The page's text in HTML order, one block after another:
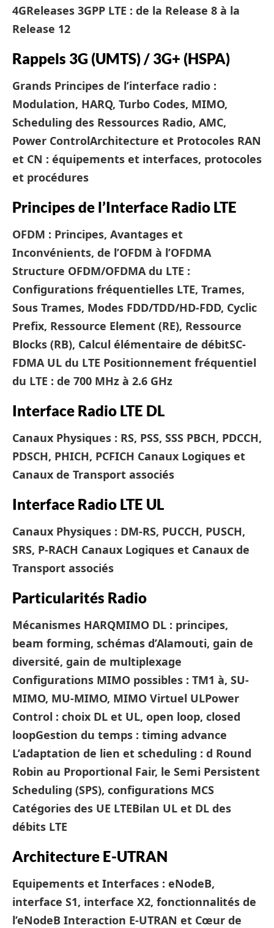
4GReleases 3GPP LTE : de la Release 8 à la
Release 12
Rappels 3G (UMTS) / 3G+ (HSPA)
Grands Principes de l’interface radio :
Modulation, HARQ, Turbo Codes, MIMO,
Scheduling des Ressources Radio, AMC,
Power ControlArchitecture et Protocoles RAN
et CN : équipements et interfaces, protocoles
et procédures
Principes de l’Interface Radio LTE
OFDM : Principes, Avantages et
Inconvénients, de l’OFDM à l’OFDMA
Structure OFDM/OFDMA du LTE :
Configurations fréquentielles LTE, Trames,
Sous Trames, Modes FDD/TDD/HD-FDD, Cyclic
Prefix, Ressource Element (RE), Ressource
Blocks (RB), Calcul élémentaire de débitSC-
FDMA UL du LTE Positionnement fréquentiel
du LTE : de 700 MHz à 2.6 GHz
Interface Radio LTE DL
Canaux Physiques : RS, PSS, SSS PBCH, PDCCH,
PDSCH, PHICH, PCFICH Canaux Logiques et
Canaux de Transport associés
Interface Radio LTE UL
Canaux Physiques : DM-RS, PUCCH, PUSCH,
SRS, P-RACH Canaux Logiques et Canaux de
Transport associés
Particularités Radio
Mécanismes HARQMIMO DL : principes,
beam forming, schémas d’Alamouti, gain de
diversité, gain de multiplexage
Configurations MIMO possibles : TM1 à, SU-
MIMO, MU-MIMO, MIMO Virtuel ULPower
Control : choix DL et UL, open loop, closed
loopGestion du temps : timing advance
L’adaptation de lien et scheduling : d Round
Robin au Proportional Fair, le Semi Persistent
Scheduling (SPS), configurations MCS
Catégories des UE LTEBilan UL et DL des
débits LTE
Architecture E-UTRAN
Equipements et Interfaces : eNodeB,
interface S1, interface X2, fonctionnalités de
l’eNodeB Interaction E-UTRAN et Cœur de